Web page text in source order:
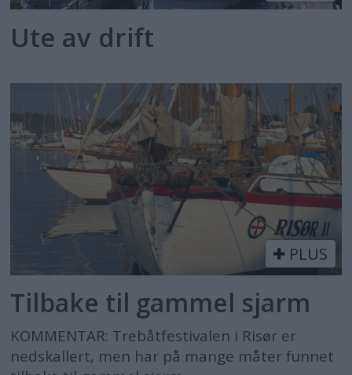
Ute av drift
PLUS
Tilbake til gammel sjarm
KOMMENTAR: Trebåtfestivalen i Risør er
nedskallert, men har på mange måter funnet